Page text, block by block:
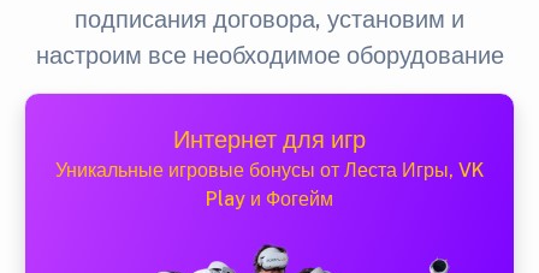
подписания договора, установим и
настроим все необходимое оборудование
Интернет для игр
Уникальные игровые бонусы от Леста Игры, VK
Play и Фогейм